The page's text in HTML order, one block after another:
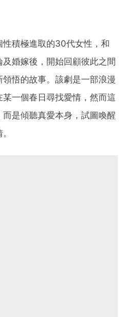
性積極進取的30代女性，和
婚嫁後，開始回顧彼此之間
悟的故事。該劇是一部浪漫
一個春日尋找愛情，然而這
是傾聽真愛本身，試圖喚醒